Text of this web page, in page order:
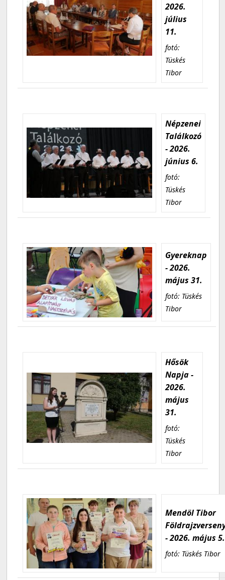
2026.
július
11.
fotó:
Tüskés
Tibor
Népzenei
Találkozó
- 2026.
június 6.
fotó:
Tüskés
Tibor
Gyereknap
- 2026.
május 31.
fotó: Tüskés
Tibor
Hősök
Napja -
2026.
május
31.
fotó:
Tüskés
Tibor
Mendöl Tibor
- 2026. május 5.
fotó: Tüskés Tibor